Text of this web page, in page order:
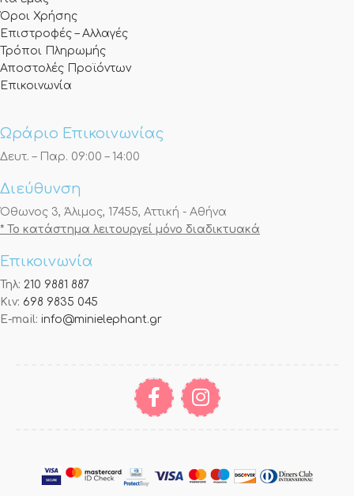
Όροι Χρήσης
Επιστροφές – Αλλαγές
Τρόποι Πληρωμής
Αποστολές Προϊόντων
Επικοινωνία
Ωράριο Επικοινωνίας
Δευτ. – Παρ. 09:00 – 14:00
Διεύθυνση
Όθωνος 3, Άλιμος, 17455, Αττική - Αθήνα
* Το κατάστημα λειτουργεί μόνο διαδικτυακά
Επικοινωνία
Τηλ: 210 9881 887
Κιν: 698 9835 045
E-mail: info@minielephant.gr